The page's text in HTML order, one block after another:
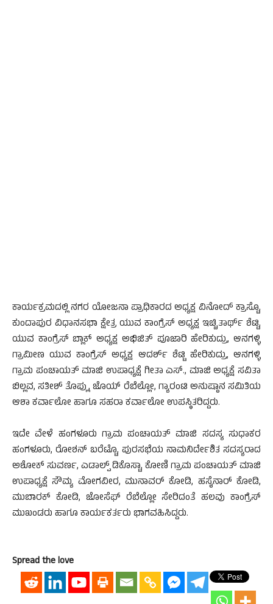
ಕಾರ್ಯಕ್ರಮದಲ್ಲಿ ನಗರ ಯೋಜನಾ ಪ್ರಾಧಿಕಾರದ ಅಧ್ಯಕ್ಷ ವಿನೋದ್ ಕ್ರಾಸ್ಟೊ,
ಕುಂದಾಪುರ ವಿಧಾನಸಭಾ ಕ್ಷೇತ್ರ ಯುವ ಕಾಂಗ್ರೆಸ್ ಅಧ್ಯಕ್ಷ ಇಚ್ಚಿತಾರ್ಥ್ ಶೆಟ್ಟಿ,
ಯುವ ಕಾಂಗ್ರೆಸ್ ಬ್ಲಾಕ್ ಅಧ್ಯಕ್ಷ ಅಭಿಜಿತ್ ಪೂಜಾರಿ ಹೇರಿಕುದ್ರು, ಆನಗಳ್ಳಿ
ಗ್ರಾಮೀಣ ಯುವ ಕಾಂಗ್ರೆಸ್ ಅಧ್ಯಕ್ಷ ಆದರ್ಶ್ ಶೆಟ್ಟಿ ಹೇರಿಕುದ್ರು, ಆನಗಳ್ಳಿ
ಗ್ರಾಮ ಪಂಚಾಯತ್ ಮಾಜಿ ಉಪಾಧ್ಯಕ್ಷೆ ಗೀತಾ ಎಸ್., ಮಾಜಿ ಅಧ್ಯಕ್ಷೆ ಸವಿತಾ
ಬಿಲ್ಲವ, ಸತೀಶ್ ತೊಪ್ಲು, ಜೊಯ್ ರೆಬೆಲ್ಲೋ, ಗ್ಯಾರಂಟಿ ಅನುಷ್ಠಾನ ಸಮಿತಿಯ
ಆಶಾ ಕರ್ವಾಲೋ ಹಾಗೂ ಸಹರಾ ಕರ್ವಾಲೋ ಉಪಸ್ಥಿತರಿದ್ದರು.
ಇದೇ ವೇಳೆ ಹಂಗಳೂರು ಗ್ರಾಮ ಪಂಚಾಯತ್ ಮಾಜಿ ಸದಸ್ಯ ಸುಧಾಕರ
ಹಂಗಳೂರು, ರೋಶನ್ ಬರೆಟ್ಟೊ, ಪುರಸಭೆಯ ನಾಮನಿರ್ದೇಶಿತ ಸದಸ್ಯರಾದ
ಅಶೋಕ್ ಸುವರ್ಣ, ಎಡಾಲ್ಪ್ ಡಿಕೊಸ್ಟಾ, ಕೋಣಿ ಗ್ರಾಮ ಪಂಚಾಯತ್ ಮಾಜಿ
ಉಪಾಧ್ಯಕ್ಷೆ ಸೌಮ್ಯ ಮೋಗವೀರ, ಮುನಾವರ್ ಕೋಡಿ, ಹಸೈನಾರ್ ಕೋಡಿ,
ಮುಬಾರಕ್ ಕೋಡಿ, ಜೋಸೆಫ್ ರೆಬೆಲ್ಲೋ ಸೇರಿದಂತೆ ಹಲವು ಕಾಂಗ್ರೆಸ್
ಮುಖಂಡರು ಹಾಗೂ ಕಾರ್ಯಕರ್ತರು ಭಾಗವಹಿಸಿದ್ದರು.
Spread the love